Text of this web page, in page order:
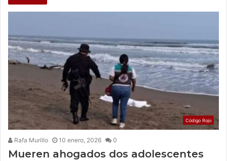
Código Rojo
Rafa Murillo 10 enero, 2026 0
Mueren ahogados dos adolescentes